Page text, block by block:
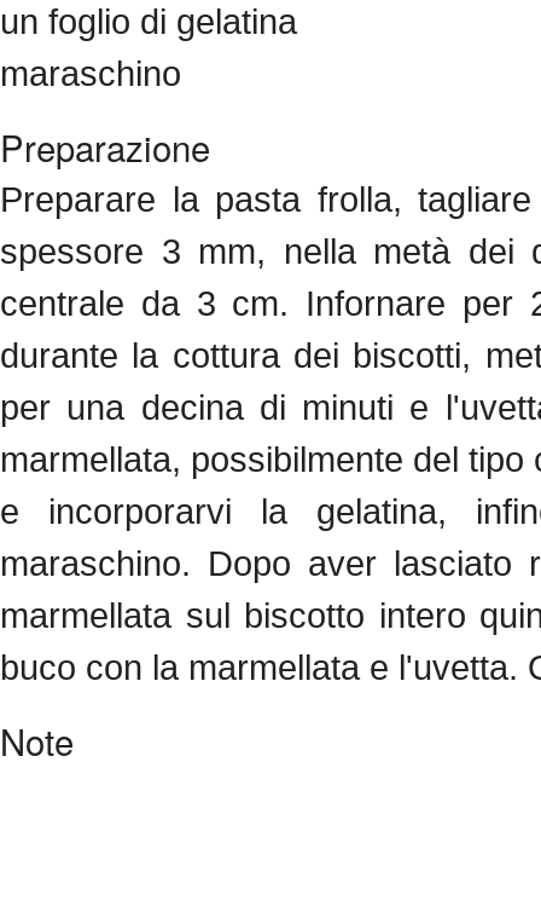
un foglio di gelatina
maraschino
Preparazione
Preparare la pasta frolla,
spessore 3 mm, nella metà dei
centrale da 3 cm. Infornare per
durante la cottura dei biscotti,
per una decina di minuti e
marmellata, possibilmente del
e incorporarvi la gelatina,
maraschino. Dopo aver
marmellata sul biscotto intero
buco con la marmellata e l'uvetta.
Note